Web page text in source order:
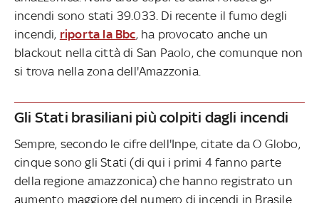
incendi sono stati 39.033. Di recente il fumo degli
incendi, riporta la Bbc, ha provocato anche un
blackout nella città di San Paolo, che comunque non
si trova nella zona dell'Amazzonia.
Gli Stati brasiliani più colpiti dagli incendi
Sempre, secondo le cifre dell'Inpe, citate da O Globo,
cinque sono gli Stati (di qui i primi 4 fanno parte
della regione amazzonica) che hanno registrato un
aumento maggiore del numero di incendi in Brasile